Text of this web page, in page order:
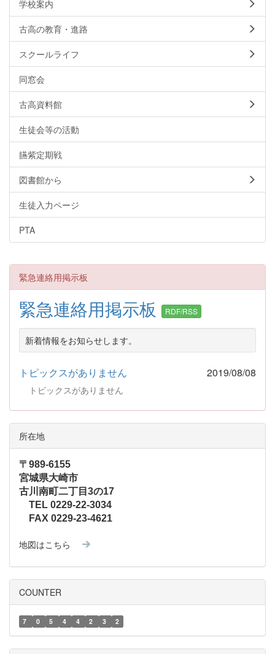
学校案内
古高の教育・進路
スクールライフ
同窓会
古高資料館
生徒会等の活動
臙紫定期戦
図書館から
生徒入力ページ
PTA
緊急連絡用掲示板
緊急連絡用掲示板 RDF/RSS
新着情報をお知らせします。
トピックスがありません 2019/08/08
トピックスがありません
所在地
〒989-6155
宮城県大崎市
古川南町二丁目3の17
TEL 0229-22-3034
FAX 0229-23-4621
地図はこちら
COUNTER
7 0 5 4 4 2 3 2